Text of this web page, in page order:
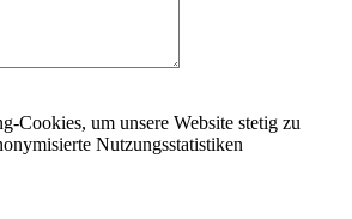
Cookies, um unsere Website stetig zu
Nutzungsstatistiken